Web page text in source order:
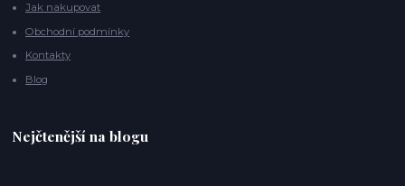
Jak nakupovat
Obchodní podmínky
Kontakty
Blog
Nejčtenější na blogu